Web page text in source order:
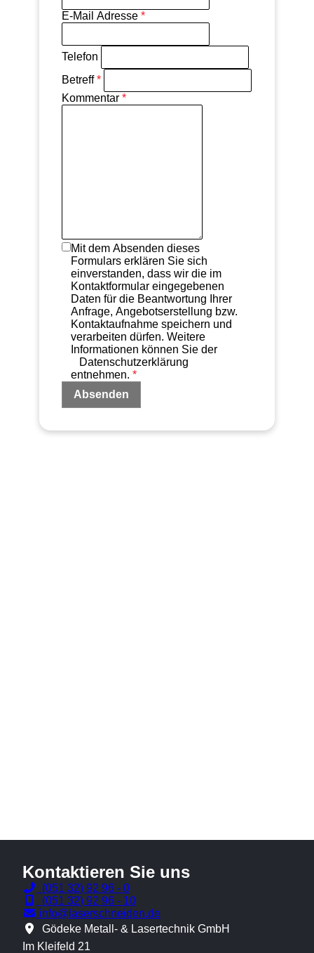
E-Mail Adresse *
Telefon
Betreff*
Kommentar *
Mit dem Absenden dieses
Formulars erklären Sie sich
einverstanden, dass wir die im
Kontaktformular eingegebenen
Daten für die Beantwortung Ihrer
Anfrage, Angebotserstellung bzw.
Kontaktaufnahme speichern und
verarbeiten dürfen. Weitere
Informationen können Sie der
Datenschutzerklärung
entnehmen. *
Absenden
Kontaktieren Sie uns
(051 32) 92 96 - 0
(051 32) 92 96 - 10
info@laserschneiden.de
Gödeke Metall- & Lasertechnik GmbH
Im Kleifeld 21